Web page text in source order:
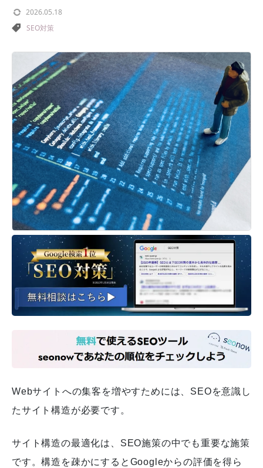
2026.05.18
SEO対策
Webサイトへの集客を増やすためには、SEOを意識し
たサイト構造が必要です。
サイト構造の最適化は、SEO施策の中でも重要な施策
です。構造を疎かにするとGoogleからの評価を得ら